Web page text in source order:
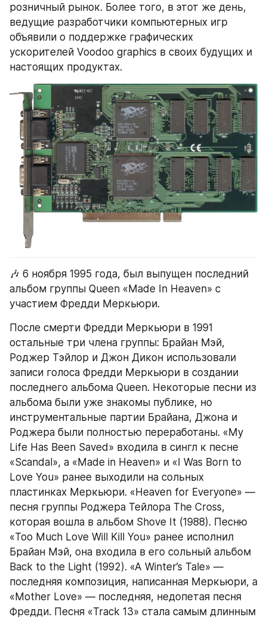
розничный рынок. Более того, в этот же день,
ведущие разработчики компьютерных игр
объявили о поддержке графических
ускорителей Voodoo graphics в своих будущих и
настоящих продуктах.
🎶 6 ноября 1995 года, был выпущен последний
альбом группы Queen «Made In Heaven» с
участием Фредди Меркьюри.
После смерти Фредди Меркьюри в 1991
остальные три члена группы: Брайан Мэй,
Роджер Тэйлор и Джон Дикон использовали
записи голоса Фредди Меркьюри в создании
последнего альбома Queen. Некоторые песни из
альбома были уже знакомы публике, но
инструментальные партии Брайана, Джона и
Роджера были полностью переработаны. «My
Life Has Been Saved» входила в сингл к песне
«Scandal», а «Made in Heaven» и «I Was Born to
Love You» ранее выходили на сольных
пластинках Меркьюри. «Heaven for Everyone» —
песня группы Роджера Тейлора The Cross,
которая вошла в альбом Shove It (1988). Песню
«Too Much Love Will Kill You» ранее исполнил
Брайан Мэй, она входила в его сольный альбом
Back to the Light (1992). «A Winter’s Tale» —
последняя композиция, написанная Меркьюри, а
«Mother Love» — последняя, недопетая песня
Фредди. Песня «Track 13» стала самым длинным